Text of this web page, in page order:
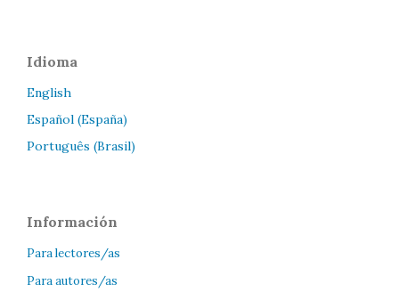
Idioma
English
Español (España)
Português (Brasil)
Información
Para lectores/as
Para autores/as